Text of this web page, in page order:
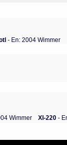
- En: 2004 Wimmer
Wimmer XI-220 -